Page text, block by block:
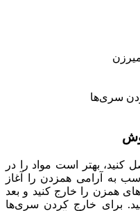
سری‌ها
کنید، بهتر است مواد را در
به آرامی همزدن را آغاز
همزن را خارج کنید و بعد
برای خارج کردن سری‌ها